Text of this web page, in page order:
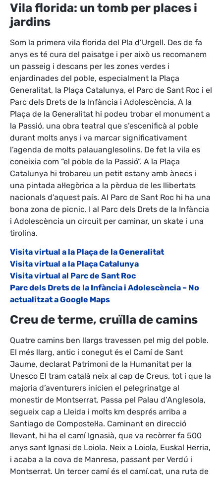
Vila florida: un tomb per places i
jardins
Som la primera vila florida del Pla d’Urgell. Des de fa
anys es té cura del paisatge i per això us recomanem
un passeig i descans per les zones verdes i
enjardinades del poble, especialment la Plaça
Generalitat, la Plaça Catalunya, el Parc de Sant Roc i el
Parc dels Drets de la Infància i Adolescència. A la
Plaça de la Generalitat hi podeu trobar el monument a
la Passió, una obra teatral que s’escenificà al poble
durant molts anys i va marcar significativament
l’agenda de molts palauanglesolins. De fet la vila es
coneixia com “el poble de la Passió”. A la Plaça
Catalunya hi trobareu un petit estany amb ànecs i
una pintada al·legòrica a la pèrdua de les llibertats
nacionals d’aquest país. Al Parc de Sant Roc hi ha una
bona zona de picnic. I al Parc dels Drets de la Infància
i Adolescència un circuit per caminar, un skate i una
tirolina.
Visita virtual a la Plaça de la Generalitat
Visita virtual a la Plaça Catalunya
Visita virtual al Parc de Sant Roc
Parc dels Drets de la Infància i Adolescència – No
actualitzat a Google Maps
Creu de terme, cruïlla de camins
Quatre camins ben llargs travessen pel mig del poble.
El més llarg, antic i conegut és el Camí de Sant
Jaume, declarat Patrimoni de la Humanitat per la
Unesco El tram català neix al cap de Creus, tot i que la
majoria d’aventurers inicien el pelegrinatge al
monestir de Montserrat. Passa pel Palau d’Anglesola,
segueix cap a Lleida i molts km després arriba a
Santiago de Compostel·la. Caminant en direcció
llevant, hi ha el camí Ignasià, que va recòrrer fa 500
anys sant Ignasi de Loiola. Neix a Loiola, Euskal Herria,
i acaba a la cova de Manresa, passant per Verdú i
Montserrat. Un tercer camí és el camí.cat, una ruta de